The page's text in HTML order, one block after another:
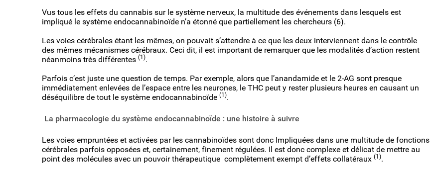
Vus tous les effets du cannabis sur le système nerveux, la multitude des événements dans lesquels est
impliqué le système endocannabinoïde n’a étonné que partiellement les chercheurs (6).
Les voies cérébrales étant les mêmes, on pouvait s’attendre à ce que les deux interviennent dans le contrôle
des mêmes mécanismes cérébraux. Ceci dit, il est important de remarquer que les modalités d’action restent
néanmoins très différentes (1).
Parfois c’est juste une question de temps. Par exemple, alors que l’anandamide et le 2-AG sont presque
immédiatement enlevées de l’espace entre les neurones, le THC peut y rester plusieurs heures en causant un
déséquilibre de tout le système endocannabinoïde (1).
La pharmacologie du système endocannabinoïde : une histoire à suivre
Les voies empruntées et activées par les cannabinoïdes sont donc Impliquées dans une multitude de fonctions
cérébrales parfois opposées et, certainement, finement régulées. Il est donc complexe et délicat de mettre au
point des molécules avec un pouvoir thérapeutique complètement exempt d’effets collatéraux (1).